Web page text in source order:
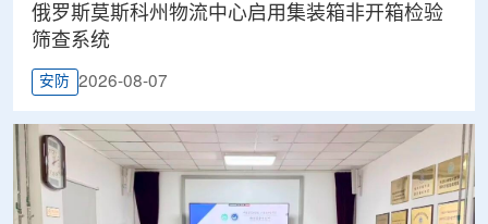
俄罗斯莫斯科州物流中心启用集装箱非开箱检验
筛查系统
安防 2026-08-07